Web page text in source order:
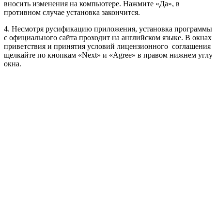
вносить изменения на компьютере. Нажмите «Да», в
противном случае установка закончится.
4. Несмотря русификацию приложения, установка программы
с официального сайта проходит на английском языке. В окнах
приветствия и принятия условий лицензионного соглашения
щелкайте по кнопкам «Next» и «Agree» в правом нижнем углу
окна.